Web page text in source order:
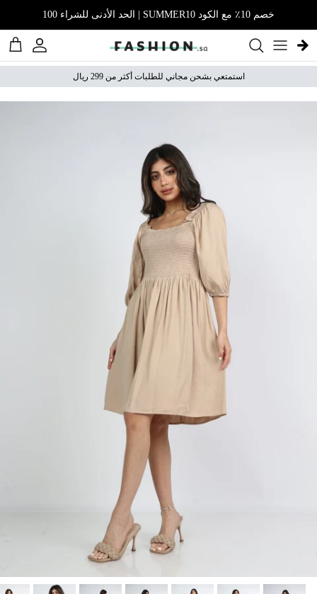
خصم 10٪ مع الكود SUMMER10 | الحد الأدنى للشراء 100
الحساب
استمتعي بشحن مجاني للطلبات أكثر من 299 ريال